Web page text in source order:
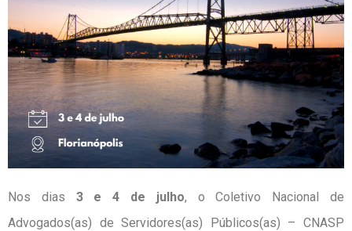
Nos dias 3 e 4 de julho, o Coletivo Nacional de
Advogados(as) de Servidores(as) Públicos(as) – CNASP